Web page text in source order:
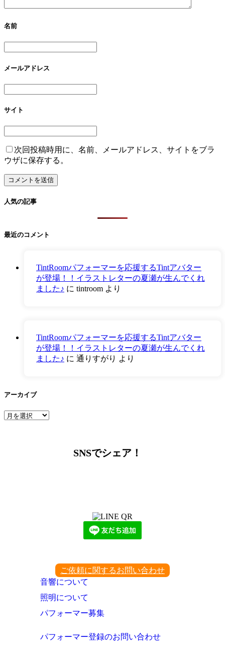
名前
メールアドレス
サイト
次回投稿時用に、名前、メールアドレス、サイトをブラ
ウザに保存する。
人気の記事
最近のコメント
TintRoomパフォーマーを応援するTintアバター
が登場！！イラストレターの夏瀬が生んでくれ
ました♪ に tintroom より
TintRoomパフォーマーを応援するTintアバター
が登場！！イラストレターの夏瀬が生んでくれ
ました♪ に 通りすがり より
アーカイブ
ア
SNSでシェア！
ご依頼に関するお問い合わせ
音響について
照明について
パフォーマー募集
パフォーマー登録のお問い合わせ